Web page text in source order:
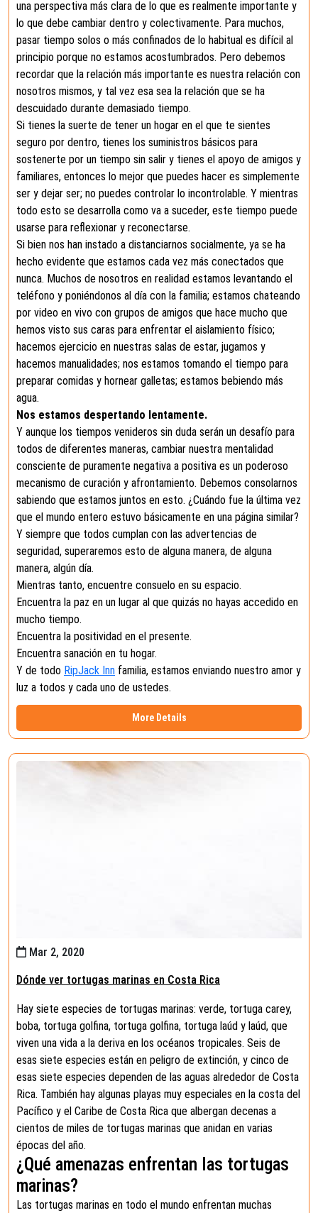
una perspectiva más clara de lo que es realmente importante y
lo que debe cambiar dentro y colectivamente. Para muchos,
pasar tiempo solos o más confinados de lo habitual es difícil al
principio porque no estamos acostumbrados. Pero debemos
recordar que la relación más importante es nuestra relación con
nosotros mismos, y tal vez esa sea la relación que se ha
descuidado durante demasiado tiempo.
Si tienes la suerte de tener un hogar en el que te sientes
seguro por dentro, tienes los suministros básicos para
sostenerte por un tiempo sin salir y tienes el apoyo de amigos y
familiares, entonces lo mejor que puedes hacer es simplemente
ser y dejar ser; no puedes controlar lo incontrolable. Y mientras
todo esto se desarrolla como va a suceder, este tiempo puede
usarse para reflexionar y reconectarse.
Si bien nos han instado a distanciarnos socialmente, ya se ha
hecho evidente que estamos cada vez más conectados que
nunca. Muchos de nosotros en realidad estamos levantando el
teléfono y poniéndonos al día con la familia; estamos chateando
por video en vivo con grupos de amigos que hace mucho que
hemos visto sus caras para enfrentar el aislamiento físico;
hacemos ejercicio en nuestras salas de estar, jugamos y
hacemos manualidades; nos estamos tomando el tiempo para
preparar comidas y hornear galletas; estamos bebiendo más
agua.
Nos estamos despertando lentamente.
Y aunque los tiempos venideros sin duda serán un desafío para
todos de diferentes maneras, cambiar nuestra mentalidad
consciente de puramente negativa a positiva es un poderoso
mecanismo de curación y afrontamiento. Debemos consolarnos
sabiendo que estamos juntos en esto. ¿Cuándo fue la última vez
que el mundo entero estuvo básicamente en una página similar?
Y siempre que todos cumplan con las advertencias de
seguridad, superaremos esto de alguna manera, de alguna
manera, algún día.
Mientras tanto, encuentre consuelo en su espacio.
Encuentra la paz en un lugar al que quizás no hayas accedido en
mucho tiempo.
Encuentra la positividad en el presente.
Encuentra sanación en tu hogar.
Y de todo RipJack Inn familia, estamos enviando nuestro amor y
luz a todos y cada uno de ustedes.
More Details
Mar 2, 2020
Dónde ver tortugas marinas en Costa Rica
Hay siete especies de tortugas marinas: verde, tortuga carey,
boba, tortuga golfina, tortuga golfina, tortuga laúd y laúd, que
viven una vida a la deriva en los océanos tropicales. Seis de
esas siete especies están en peligro de extinción, y cinco de
esas siete especies dependen de las aguas alrededor de Costa
Rica. También hay algunas playas muy especiales en la costa del
Pacífico y el Caribe de Costa Rica que albergan decenas a
cientos de miles de tortugas marinas que anidan en varias
épocas del año.
¿Qué amenazas enfrentan las tortugas
marinas?
Las tortugas marinas en todo el mundo enfrentan muchas